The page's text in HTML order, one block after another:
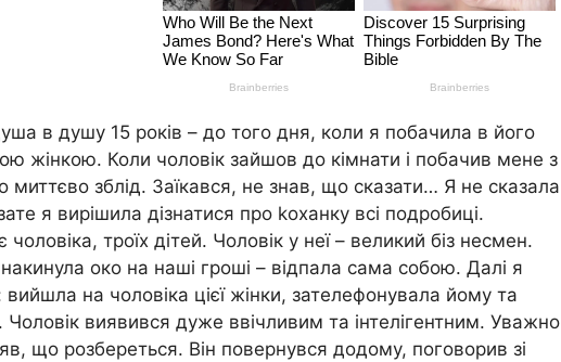
в душу 15 років – до того дня, коли я побачила в його
жінкою. Коли чоловік зайшов до кімнати і побачив мене з
миттєво зблід. Заїкався, не знав, що сказати… Я не сказала
я вирішила дізнатися про kоханку всі подробиці.
троїх дітей. Чоловік у неї – великий біз несмен.
око на наші гроші – відпала сама собою. Далі я
на чоловіка цієї жінки, зателефонувала йому та
Чоловік виявився дуже ввічливим та інтелігентним. Уважно
що розбереться. Він повернувся додому, поговорив зі